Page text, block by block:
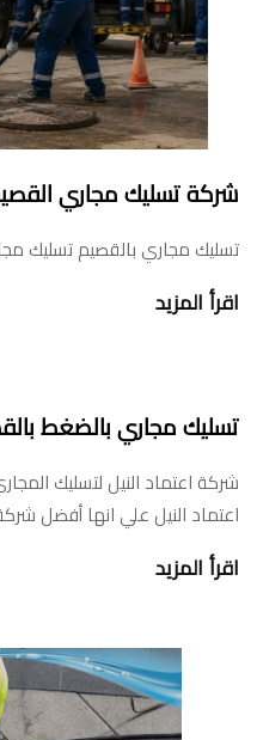
شركة تسليك مجاري
تسليك مجاري بالقصيم تسليك
اقرأ المزيد
تسليك مجاري بالضغط بالقصيم
شركة اعتماد النيل لتسليك
اعتماد النيل علي انها أفضل
اقرأ المزيد